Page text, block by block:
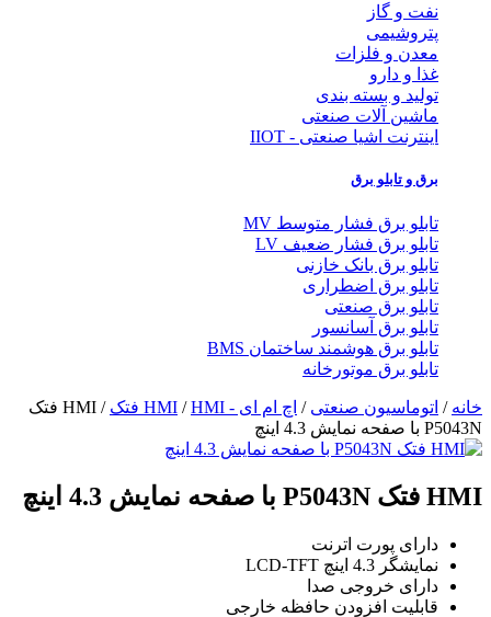
نفت و گاز
پتروشیمی
معدن و فلزات
غذا و دارو
تولید و بسته بندی
ماشین آلات صنعتی
اینترنت اشیا صنعتی - IIOT
برق و تابلو برق
تابلو برق فشار متوسط MV
تابلو برق فشار ضعیف LV
تابلو برق بانک خازنی
تابلو برق اضطراری
تابلو برق صنعتی
تابلو برق آسانسور
تابلو برق هوشمند ساختمان BMS
تابلو برق موتورخانه
خانه / اتوماسیون صنعتی / اچ ام ای - HMI /HMI فتک
/ HMI فتک
P5043N با صفحه نمایش 4.3 اینچ
HMI فتک P5043N با صفحه نمایش 4.3 اینچ
دارای پورت اترنت
نمایشگر 4.3 اینچ LCD-TFT
دارای خروجی صدا
قابلیت افزودن حافظه خارجی